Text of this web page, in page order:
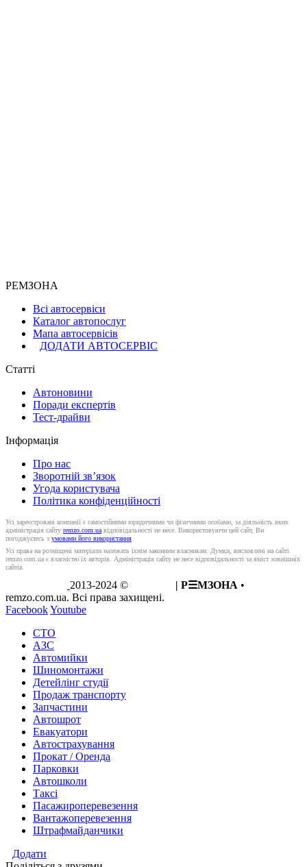
РЕМЗОНА
Всі автосервіси
Каталог автопослуг
Мапа автосервісів
ДОДАТИ АВТОСЕРВІС
Статті
Автоновини
Поради експертів
Тест-драйви
Інформація
Про нас
Зворотній зв’язок
Угода користувача
Політика конфіденційності
Усі зареєстровані компанії є самостійними юридичними чи фізичними особами, за діяльність яких
адміністрація сайту remzo.com.uaвідповідальності не несе. Використовуючи цей сайт, Ви
погоджуєтесь з умовами його використання.
Усі права на розміщені матеріали належать їхнім законним власникам. Думки, висловлені на сайті
remzo.com.ua є власністю їх авторів. Адміністрація сайту не несе відповідальності за вміст зовнішніх
сайтів.
2013-2024 © | Р☰МЗОНА •
remzo.com.ua. Всі права захищені.
FacebookYoutube
СТО
АЗС
Автомийки
Шиномонтажи
Детейлінг студії
Продаж транспорту
Запчастини
Автошрот
Евакуатори
Автострахування
Прокат / Оренда
Парковки
Автошколи
Таксі
Пасажироперевезення
Вантажоперевезення
Штрафмайданчики
Додати